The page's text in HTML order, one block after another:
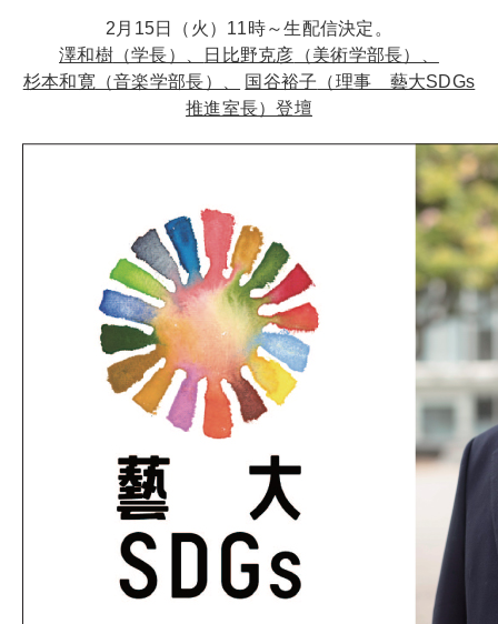
2月15日（火）11時～生配信決定。
澤和樹（学長）、 日比野克彦 （美術学部長）、
杉本和寛 （音楽学部長）、 国谷裕子 （理事 藝大SDGs
推進室長）登壇